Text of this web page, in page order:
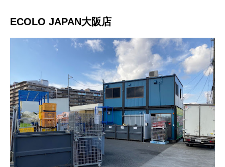
ECOLO JAPAN大阪店